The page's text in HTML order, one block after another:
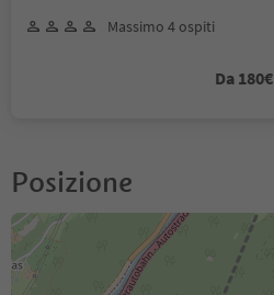
Massimo 4 ospiti
Da 180€
Posizione